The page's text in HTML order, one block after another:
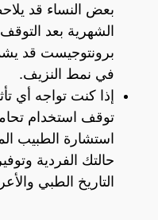
بعض النساء قد
الشهرية بعد
برونتوجيست قد
في نمط النزيف.
إذا كنت تواجه أي
توقف استخدام
استشارة الطبيب
حالتك الفردية
التاريخ الطبي